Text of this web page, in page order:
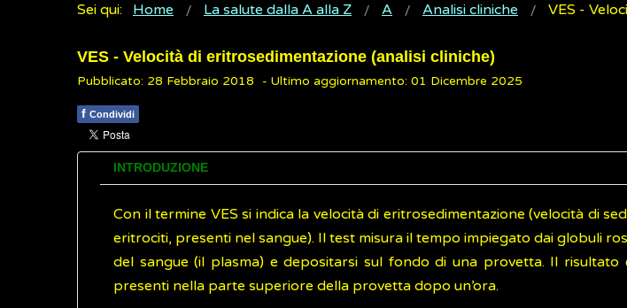
Sei qui: Home La salute dalla A alla Z A Analisi cliniche VES -
VES - Velocità di eritrosedimentazione (analisi cliniche)
Pubblicato: 28 Febbraio 2018 - Ultimo aggiornamento: 01 Dicembre 2025
f Condividi
INTRODUZIONE
Con il termine VES si indica la velocità di eritrosedimentazione (velocità di
eritrociti, presenti nel sangue). Il test misura il tempo impiegato dai globuli
del sangue (il plasma) e depositarsi sul fondo di una provetta. Il risultato
presenti nella parte superiore della provetta dopo un’ora.